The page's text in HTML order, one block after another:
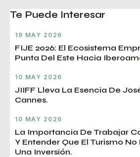
Te Puede Interesar
19 MAY 2026
FIJE 2026: El Ecosistema
Punta Del Este Hacia
10 MAY 2026
JIIFF Lleva La Esencia De
Cannes.
10 MAY 2026
La Importancia De Trabajar
Y Entender Que El Turismo No
Una Inversión.